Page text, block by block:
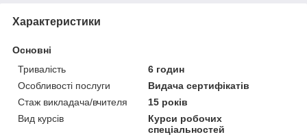
Характеристики
Основні
Тривалість
6 годин
Особливості послуги
Видача сертифікатів
Стаж викладача/вчителя
15 років
Вид курсів
Курси робочих
спеціальностей